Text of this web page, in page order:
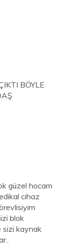
BÖYLE
güzel hocam
cihaz
blok
sizi kaynak